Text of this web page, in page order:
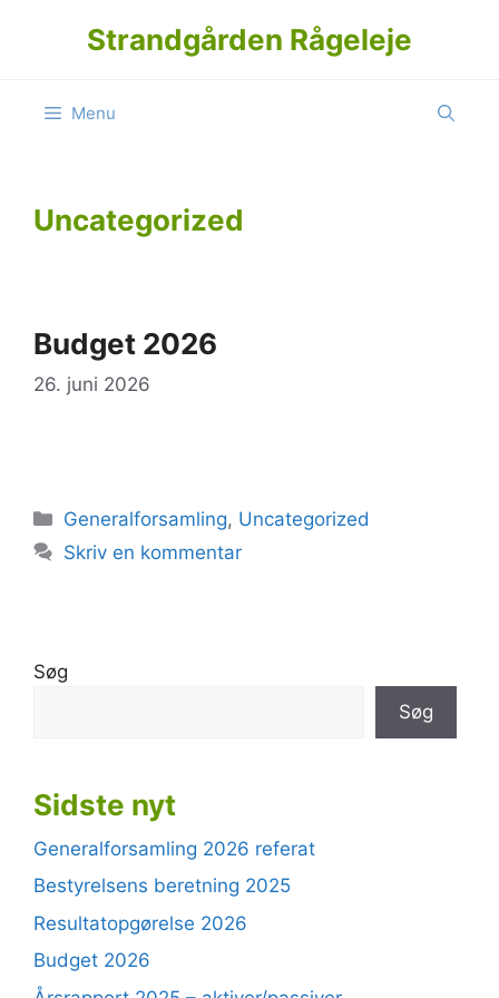
Strandgården Rågeleje
Menu
Uncategorized
Budget 2026
26. juni 2026
Kategorier
Generalforsamling, Uncategorized
Skriv en kommentar
Søg
Søg
Sidste nyt
Generalforsamling 2026 referat
Bestyrelsens beretning 2025
Resultatopgørelse 2026
Budget 2026